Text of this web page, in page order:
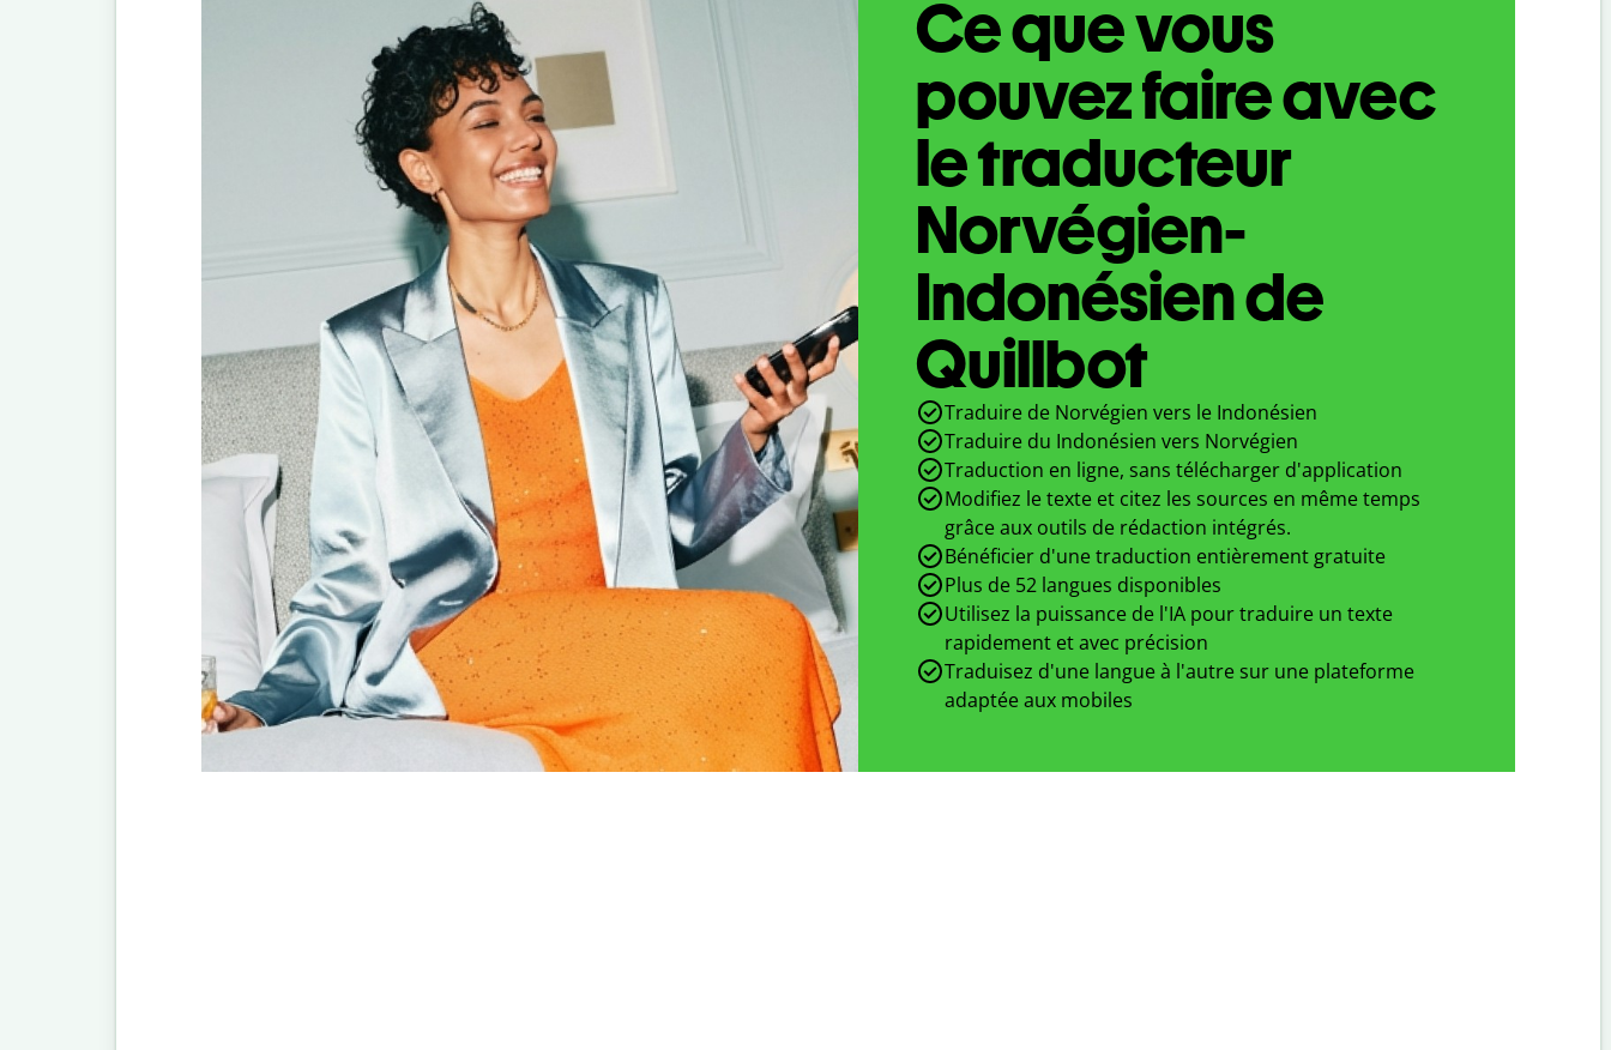
Ce que vous
pouvez faire avec
le traducteur
Norvégien-
Indonésien de
Quillbot
Traduire de Norvégien vers le Indonésien
Traduire du Indonésien vers Norvégien
Traduction en ligne, sans télécharger d'application
Modifiez le texte et citez les sources en même temps
grâce aux outils de rédaction intégrés.
Bénéficier d'une traduction entièrement gratuite
Plus de 52 langues disponibles
Utilisez la puissance de l'IA pour traduire un texte
rapidement et avec précision
Traduisez d'une langue à l'autre sur une plateforme
adaptée aux mobiles